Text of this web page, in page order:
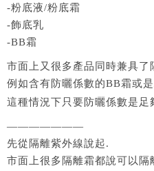
-粉底液/粉底霜
-飾底乳
-BB霜
市面上又很多產品同時兼具
例如含有防曬係數的BB霜或
這種情況下只要防曬係數是
———————
先從隔離紫外線說起.
市面上很多隔離霜都說可以